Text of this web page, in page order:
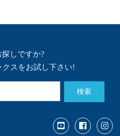
しですか?
クスをお試し下さい!
検索